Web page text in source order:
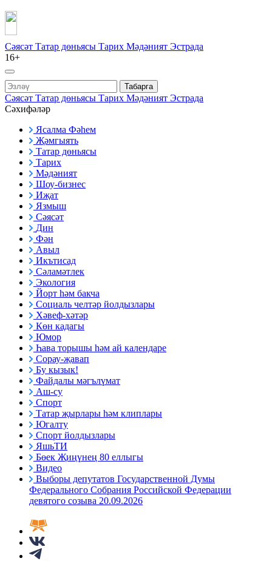
Сәясәт Татар дөньясы Тарих Мәдәният Эстрада
16+
Табарга
Сәясәт Татар дөньясы Тарих Мәдәният Эстрада
Сәхифәләр
Ясалма Фәһем
Җәмгыять
Татар дөньясы
Тарих
Мәдәният
Шоу-бизнес
Иҗат
Язмыш
Сәясәт
Дин
Фән
Авыл
Икътисад
Сәламәтлек
Экология
Йорт һәм бакча
Социаль челтәр йолдызлары
Хәвеф-хәтәр
Көн кадагы
Юмор
Һава торышы һәм ай календаре
Сорау-җавап
Бу кызык!
Файдалы мәгълүмат
Аш-су
Спорт
Татар җырлары һәм клиплары
Югалту
Спорт йолдызлары
ЯшьТИ
Бөек Җиңүнең 80 еллыгы
Видео
Выборы депутатов Государственной Думы
Федерального Собрания Российской Федерации
девятого созыва 20.09.2026